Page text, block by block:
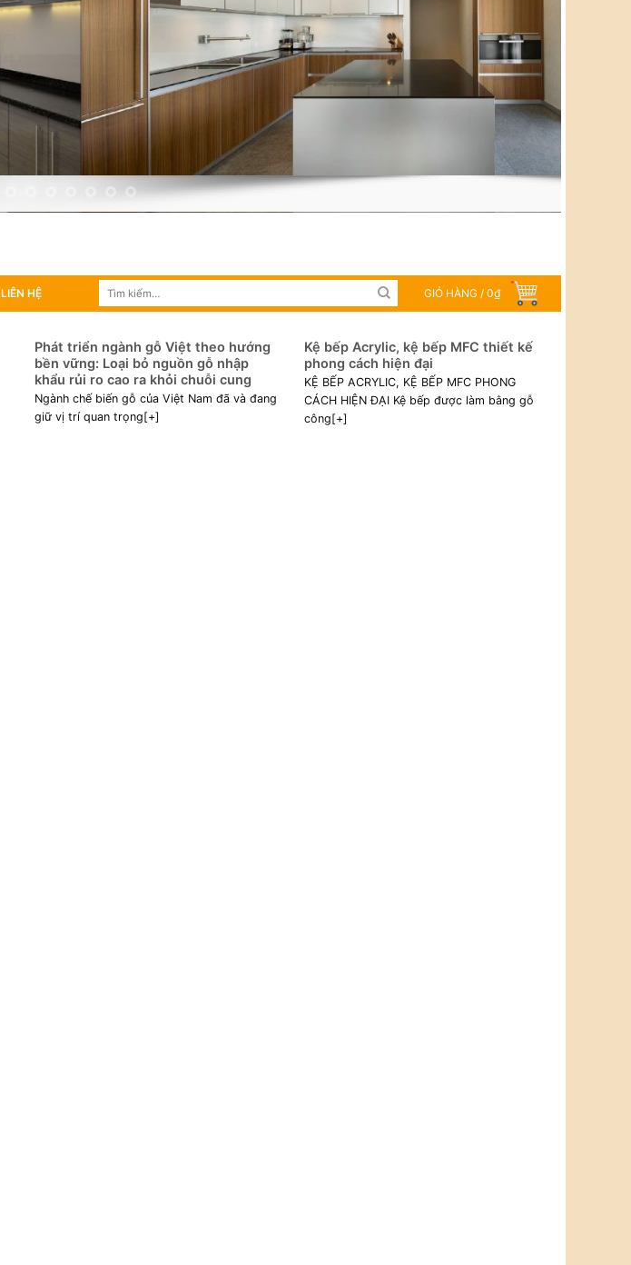
LIÊN HỆ
Tìm
GIỎ HÀNG / 0₫
Phát triển ngành gỗ Việt theo hướng
bền vững: Loại bỏ nguồn gỗ nhập
khẩu rủi ro cao ra khỏi chuỗi cung
Ngành chế biến gỗ của Việt Nam đã và đang
giữ vị trí quan trọng[+]
Kệ bếp Acrylic, kệ bếp MFC thiết kế
phong cách hiện đại
KỆ BẾP ACRYLIC, KỆ BẾP MFC PHONG
CÁCH HIỆN ĐẠI Kệ bếp được làm bằng gỗ
công[+]